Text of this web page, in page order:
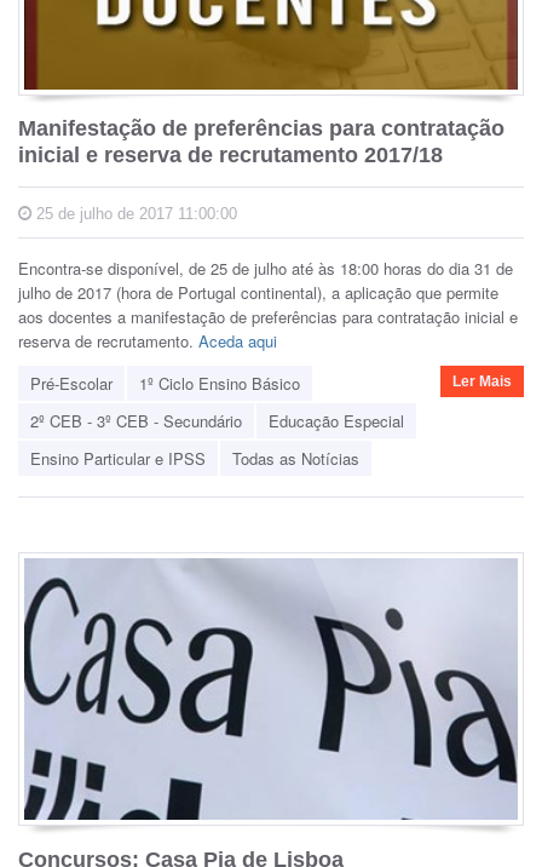
Manifestação de preferências para contratação
inicial e reserva de recrutamento 2017/18
25 de julho de 2017 11:00:00
Encontra-se disponível, de 25 de julho até às 18:00 horas do dia 31 de
julho de 2017 (hora de Portugal continental), a aplicação que permite
aos docentes a manifestação de preferências para contratação inicial e
reserva de recrutamento. Aceda aqui
Pré-Escolar
1º Ciclo Ensino Básico
2º CEB - 3º CEB - Secundário
Educação Especial
Ensino Particular e IPSS
Todas as Notícias
Ler Mais
Concursos: Casa Pia de Lisboa